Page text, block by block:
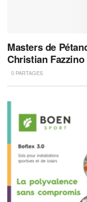
Masters de
Christian Fazzino
0 PARTAGES